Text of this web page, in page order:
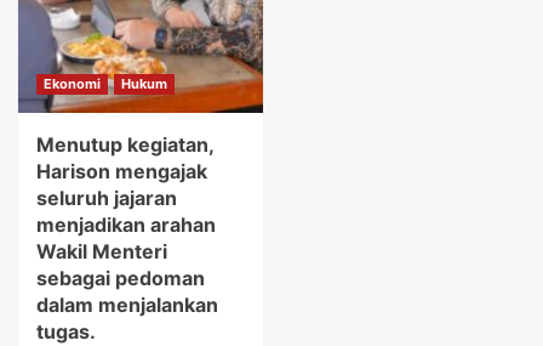
Ekonomi Hukum
Menutup kegiatan,
Harison mengajak
seluruh jajaran
menjadikan arahan
Wakil Menteri
sebagai pedoman
dalam menjalankan
tugas.